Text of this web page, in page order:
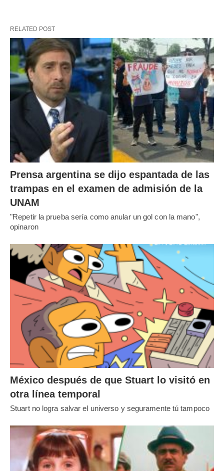
RELATED POST
Prensa argentina se dijo espantada de las
trampas en el examen de admisión de la
UNAM
"Repetir la prueba sería como anular un gol con la mano",
opinaron
México después de que Stuart lo visitó en
otra línea temporal
Stuart no logra salvar el universo y seguramente tú tampoco